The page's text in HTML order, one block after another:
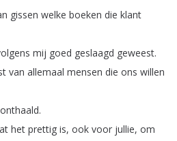
gissen welke boeken die klant
mij goed geslaagd geweest.
van allemaal mensen die ons willen
onthaald.
het prettig is, ook voor jullie, om